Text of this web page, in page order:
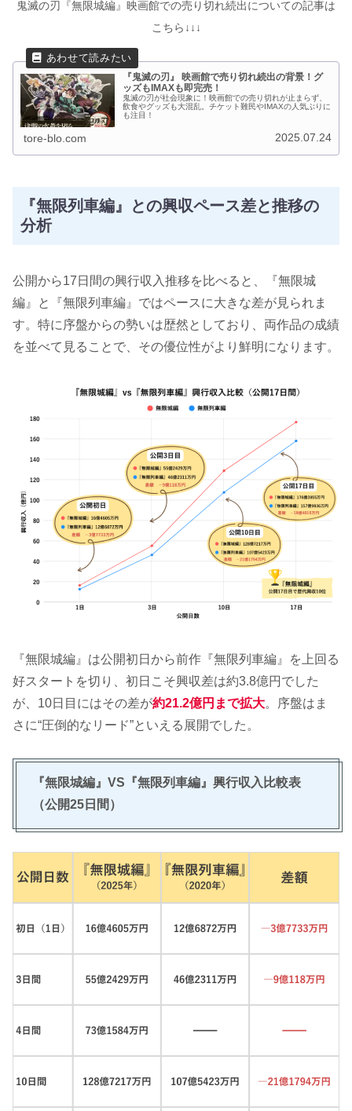
鬼滅の刃『無限城編』映画館での売り切れ続出についての記事は
こちら↓↓↓
『鬼滅の刃』 映画館で売り切れ続出の背景！グ
ッズもIMAXも即完売！
鬼滅の刃が社会現象に！映画館での売り切れが止まらず、
飲食やグッズも大混乱。チケット難民やIMAXの人気ぶりに
も注目！
tore-blo.com 2025.07.24
『無限列車編』との興収ペース差と推移の
分析
公開から17日間の興行収入推移を比べると、『無限城
編』と『無限列車編』ではペースに大きな差が見られま
す。特に序盤からの勢いは歴然としており、両作品の成績
を並べて見ることで、その優位性がより鮮明になります。
『無限城編』は公開初日から前作『無限列車編』を上回る
好スタートを切り、初日こそ興収差は約3.8億円でした
が、10日目にはその差が約21.2億円まで拡大。序盤はま
さに“圧倒的なリード”といえる展開でした。
『無限城編』VS『無限列車編』興行収入比較表
（公開25日間）